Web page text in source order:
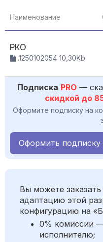
Наименование
РКО
.1250102054 10,30Kb
Подписка PRO —
скидкой до
Оформите подписку на
Оформить подписку
Вы можете
адаптацию этой
конфигурацию на
0% комиссии
исполнителю;